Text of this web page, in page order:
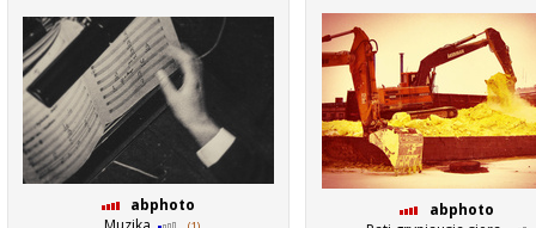
abphoto
abphoto